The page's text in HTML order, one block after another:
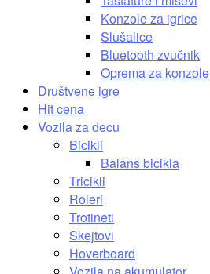
Konzole za igrice
Slušalice
Bluetooth zvučnik
Oprema za konzole
Društvene igre
Hit cena
Vozila za decu
Bicikli
Balans bicikla
Tricikli
Roleri
Trotineti
Skejtovi
Hoverboard